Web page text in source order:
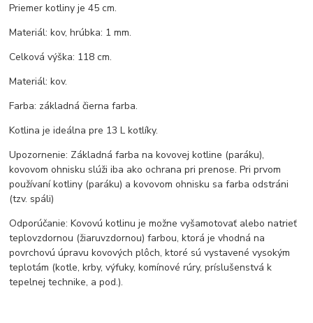
Priemer kotliny je 45 cm.
Materiál: kov, hrúbka: 1 mm.
Celková výška: 118 cm.
Materiál: kov.
Farba: základná čierna farba.
Kotlina je ideálna pre 13 L kotlíky.
Upozornenie: Základná farba na kovovej kotline (paráku),
kovovom ohnisku slúži iba ako ochrana pri prenose. Pri prvom
používaní kotliny (paráku) a kovovom ohnisku sa farba odstráni
(tzv. spáli)
Odporúčanie: Kovovú kotlinu je možne vyšamotovať alebo natrieť
teplovzdornou (žiaruvzdornou) farbou, ktorá je vhodná na
povrchovú úpravu kovových plôch, ktoré sú vystavené vysokým
teplotám (kotle, krby, výfuky, komínové rúry, príslušenstvá k
tepelnej technike, a pod.).